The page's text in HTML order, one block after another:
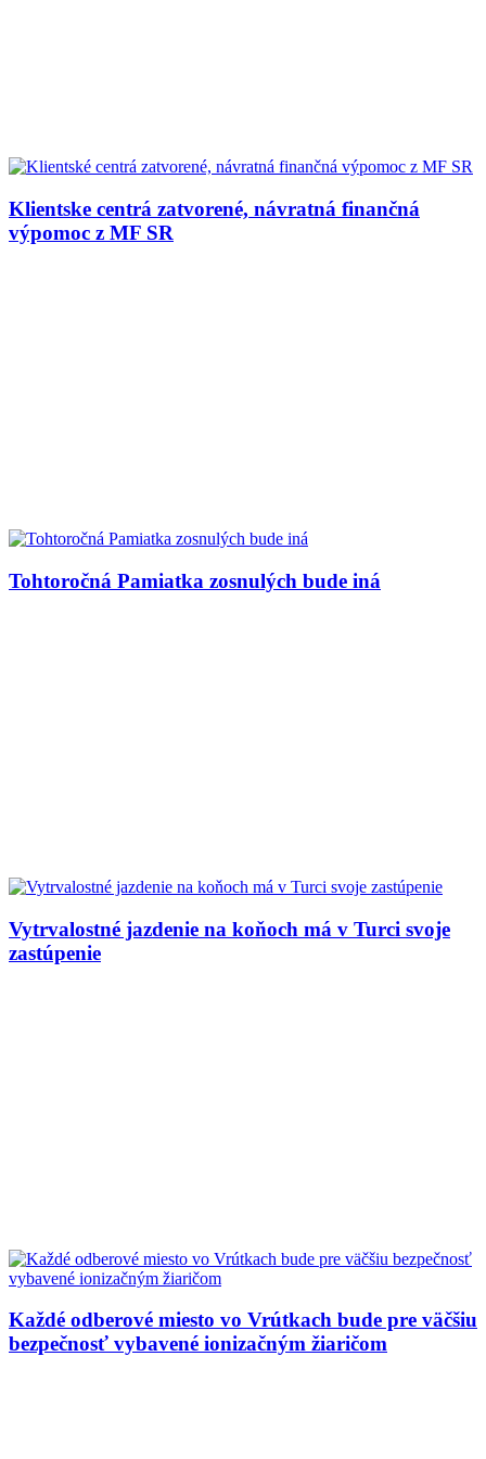
Klientske centrá zatvorené, návratná finančná
výpomoc z MF SR
Tohtoročná Pamiatka zosnulých bude iná
Vytrvalostné jazdenie na koňoch má v Turci svoje
zastúpenie
Každé odberové miesto vo Vrútkach bude pre väčšiu
bezpečnosť vybavené ionizačným žiaričom